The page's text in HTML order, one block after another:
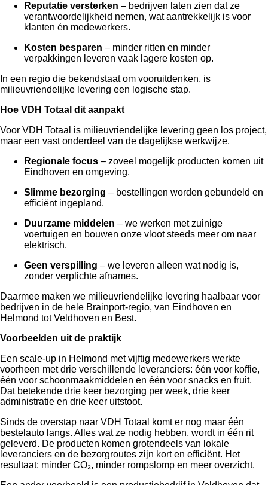
Reputatie versterken – bedrijven laten zien dat ze
verantwoordelijkheid nemen, wat aantrekkelijk is voor
klanten én medewerkers.
Kosten besparen – minder ritten en minder
verpakkingen leveren vaak lagere kosten op.
In een regio die bekendstaat om vooruitdenken, is
milieuvriendelijke levering een logische stap.
Hoe VDH Totaal dit aanpakt
Voor VDH Totaal is milieuvriendelijke levering geen los project,
maar een vast onderdeel van de dagelijkse werkwijze.
Regionale focus – zoveel mogelijk producten komen uit
Eindhoven en omgeving.
Slimme bezorging – bestellingen worden gebundeld en
efficiënt ingepland.
Duurzame middelen – we werken met zuinige
voertuigen en bouwen onze vloot steeds meer om naar
elektrisch.
Geen verspilling – we leveren alleen wat nodig is,
zonder verplichte afnames.
Daarmee maken we milieuvriendelijke levering haalbaar voor
bedrijven in de hele Brainport-regio, van Eindhoven en
Helmond tot Veldhoven en Best.
Voorbeelden uit de praktijk
Een scale-up in Helmond met vijftig medewerkers werkte
voorheen met drie verschillende leveranciers: één voor koffie,
één voor schoonmaakmiddelen en één voor snacks en fruit.
Dat betekende drie keer bezorging per week, drie keer
administratie en drie keer uitstoot.
Sinds de overstap naar VDH Totaal komt er nog maar één
bestelauto langs. Alles wat ze nodig hebben, wordt in één rit
geleverd. De producten komen grotendeels van lokale
leveranciers en de bezorgroutes zijn kort en efficiënt. Het
resultaat: minder CO₂, minder rompslomp en meer overzicht.